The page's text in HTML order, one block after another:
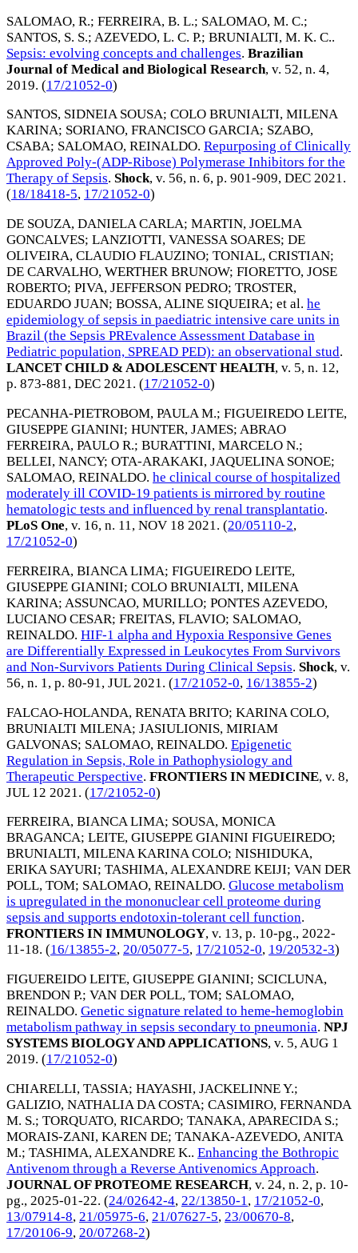
SALOMAO, R.; FERREIRA, B. L.; SALOMAO, M. C.;
SANTOS, S. S.; AZEVEDO, L. C. P.; BRUNIALTI, M. K. C..
Sepsis: evolving concepts and challenges. Brazilian
Journal of Medical and Biological Research, v. 52, n. 4,
2019. (17/21052-0)
SANTOS, SIDNEIA SOUSA; COLO BRUNIALTI, MILENA
KARINA; SORIANO, FRANCISCO GARCIA; SZABO,
CSABA; SALOMAO, REINALDO. Repurposing of Clinically
Approved Poly-(ADP-Ribose) Polymerase Inhibitors for the
Therapy of Sepsis. Shock, v. 56, n. 6, p. 901-909, DEC 2021.
(18/18418-5, 17/21052-0)
DE SOUZA, DANIELA CARLA; MARTIN, JOELMA
GONCALVES; LANZIOTTI, VANESSA SOARES; DE
OLIVEIRA, CLAUDIO FLAUZINO; TONIAL, CRISTIAN;
DE CARVALHO, WERTHER BRUNOW; FIORETTO, JOSE
ROBERTO; PIVA, JEFFERSON PEDRO; TROSTER,
EDUARDO JUAN; BOSSA, ALINE SIQUEIRA; et al. he
epidemiology of sepsis in paediatric intensive care units in
Brazil (the Sepsis PREvalence Assessment Database in
Pediatric population, SPREAD PED): an observational stud.
LANCET CHILD & ADOLESCENT HEALTH, v. 5, n. 12,
p. 873-881, DEC 2021. (17/21052-0)
PECANHA-PIETROBOM, PAULA M.; FIGUEIREDO LEITE,
GIUSEPPE GIANINI; HUNTER, JAMES; ABRAO
FERREIRA, PAULO R.; BURATTINI, MARCELO N.;
BELLEI, NANCY; OTA-ARAKAKI, JAQUELINA SONOE;
SALOMAO, REINALDO. he clinical course of hospitalized
moderately ill COVID-19 patients is mirrored by routine
hematologic tests and influenced by renal transplantatio.
PLoS One, v. 16, n. 11, NOV 18 2021. (20/05110-2,
17/21052-0)
FERREIRA, BIANCA LIMA; FIGUEIREDO LEITE,
GIUSEPPE GIANINI; COLO BRUNIALTI, MILENA
KARINA; ASSUNCAO, MURILLO; PONTES AZEVEDO,
LUCIANO CESAR; FREITAS, FLAVIO; SALOMAO,
REINALDO. HIF-1 alpha and Hypoxia Responsive Genes
are Differentially Expressed in Leukocytes From Survivors
and Non-Survivors Patients During Clinical Sepsis. Shock, v.
56, n. 1, p. 80-91, JUL 2021 . (17/21052-0, 16/13855-2)
FALCAO-HOLANDA, RENATA BRITO; KARINA COLO,
BRUNIALTI MILENA; JASIULIONIS, MIRIAM
GALVONAS; SALOMAO, REINALDO. Epigenetic
Regulation in Sepsis, Role in Pathophysiology and
Therapeutic Perspective. FRONTIERS IN MEDICINE, v. 8,
JUL 12 2021 . (17/21052-0)
FERREIRA, BIANCA LIMA; SOUSA, MONICA
BRAGANCA; LEITE, GIUSEPPE GIANINI FIGUEIREDO;
BRUNIALTI, MILENA KARINA COLO; NISHIDUKA,
ERIKA SAYURI; TASHIMA, ALEXANDRE KEIJI; VAN DER
POLL, TOM; SALOMAO, REINALDO. Glucose metabolism
is upregulated in the mononuclear cell proteome during
sepsis and supports endotoxin-tolerant cell function.
FRONTIERS IN IMMUNOLOGY, v. 13, p. 10-pg., 2022-
11-18. (16/13855-2, 20/05077-5, 17/21052-0, 19/20532-3)
FIGUEREIDO LEITE, GIUSEPPE GIANINI; SCICLUNA,
BRENDON P.; VAN DER POLL, TOM; SALOMAO,
REINALDO. Genetic signature related to heme-hemoglobin
metabolism pathway in sepsis secondary to pneumonia. NPJ
SYSTEMS BIOLOGY AND APPLICATIONS, v. 5,AUG 1
2019. (17/21052-0)
CHIARELLI, TASSIA; HAYASHI, JACKELINNE Y.;
GALIZIO, NATHALIA DA COSTA; CASIMIRO, FERNANDA
M. S.; TORQUATO, RICARDO; TANAKA, APARECIDA S.;
MORAIS-ZANI, KAREN DE; TANAKA-AZEVEDO, ANITA
M.; TASHIMA, ALEXANDRE K.. Enhancing the Bothropic
Antivenom through a Reverse Antivenomics Approach.
JOURNAL OF PROTEOME RESEARCH, v. 24, n. 2, p. 10-
pg., 2025-01-22. (24/02642-4, 22/13850-1, 17/21052-0,
13/07914-8, 21/05975-6, 21/07627-5, 23/00670-8,
17/20106-9, 20/07268-2)